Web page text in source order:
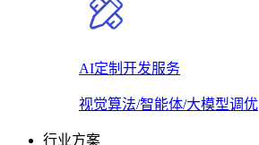
AI定制开发服务
视觉算法/智能体/大模型调优
行业方案